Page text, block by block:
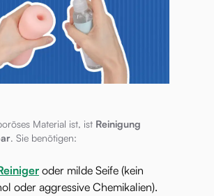
Material ist, ist Reinigung
. Sie benötigen:
oder milde Seife (kein
oder aggressive Chemikalien).